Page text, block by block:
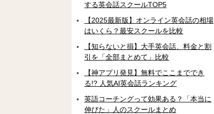
する英会話スクールTOP5
【2025最新版】オンライン英会話の相場
はいくら？最安スクールを比較
【知らないと損】大手英会話、料金と割
引を「全部まとめて」比較
【神アプリ発見】無料でここまででき
る!? 人気AI英会話ランキング
英語コーチングって効果ある？「本当に
伸びた」人のスクールまとめ